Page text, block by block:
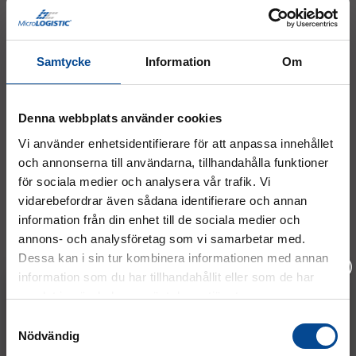
Samtycke Information Om
Denna webbplats använder cookies
Vi använder enhetsidentifierare för att anpassa innehållet
och annonserna till användarna, tillhandahålla funktioner
för sociala medier och analysera vår trafik. Vi
vidarebefordrar även sådana identifierare och annan
information från din enhet till de sociala medier och
annons- och analysföretag som vi samarbetar med.
Dessa kan i sin tur kombinera informationen med annan
information som du har tillhandahållit eller som de har
samlat in när du har använt deras tjänster.
Nödvändig
Lastskyddsplatta filt till
4 437,50 kr Köp
Lastyta för gafflar till
trappklättrare C400
gafflarna.
6 062,50 kr
Liknande samt relaterade produkter
Bärsele ECO, axelband 75
Bärsele PRO, tvålagers
axelband 75 mm, grå –